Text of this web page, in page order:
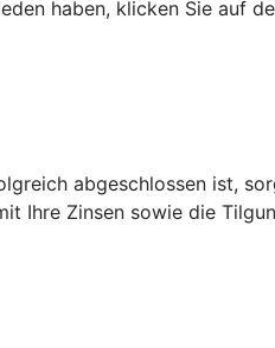
haben, klicken Sie auf
abgeschlossen ist,
Ihre Zinsen sowie die